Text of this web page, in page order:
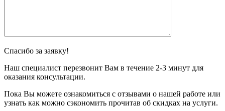
Спасибо за заявку!
Наш специалист перезвонит Вам в течение 2-3 минут для
оказания консультации.
Пока Вы можете ознакомиться с отзывами о нашей работе или
узнать как можно сэкономить прочитав об скидках на услуги.